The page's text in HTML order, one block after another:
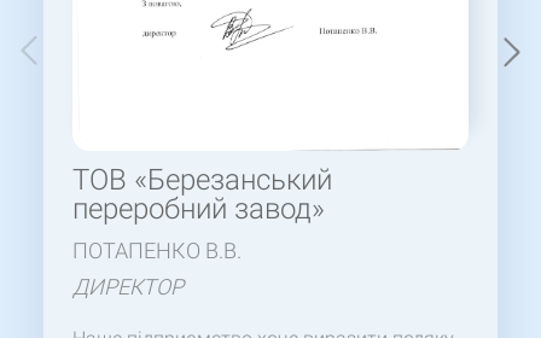
ТОВ «Березанський
переробний завод»
ПОТАПЕНКО В.В.
ДИРЕКТОР